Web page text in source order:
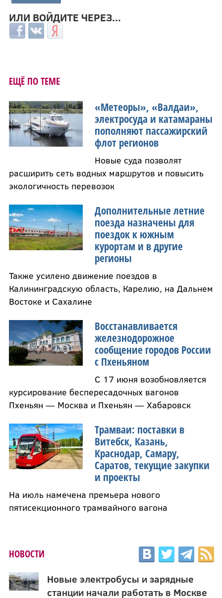
ИЛИ ВОЙДИТЕ ЧЕРЕЗ...
Login with Facebook
Login with ВКонтакте
Login with Яндекс
ЕЩЁ ПО ТЕМЕ
«Метеоры», «Валдаи»,
электросуда и катамараны
пополняют пассажирский
флот регионов
Новые суда позволят
расширить сеть водных маршрутов и повысить
экологичность перевозок
Дополнительные летние
поезда назначены для
поездок к южным
курортам и в другие
регионы
Также усилено движение поездов в
Калининградскую область, Карелию, на Дальнем
Востоке и Сахалине
Восстанавливается
железнодорожное
сообщение городов России
с Пхеньяном
С 17 июня возобновляется
курсирование беспересадочных вагонов
Пхеньян — Москва и Пхеньян — Хабаровск
Трамваи: поставки в
Витебск, Казань,
Краснодар, Самару,
Саратов, текущие закупки
и проекты
На июль намечена премьера нового
пятисекционного трамвайного вагона
НОВОСТИ
Новые электробусы и зарядные
станции начали работать в Москве